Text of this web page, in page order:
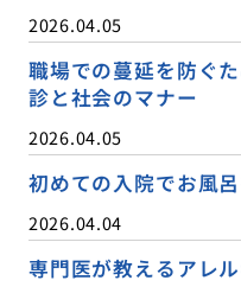
2026.04.05
職場での蔓延を防ぐ
診と社会のマナー
2026.04.05
初めての入院でお風
2026.04.04
専門医が教えるアレ